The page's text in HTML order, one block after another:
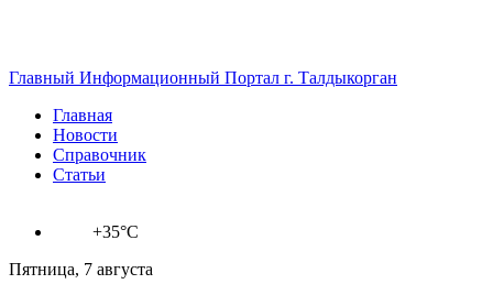
Главный Информационный Портал г. Талдыкорган
Главная
Новости
Справочник
Статьи
+35°C
Пятница, 7 августа